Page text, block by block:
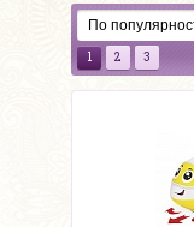
1 2 3